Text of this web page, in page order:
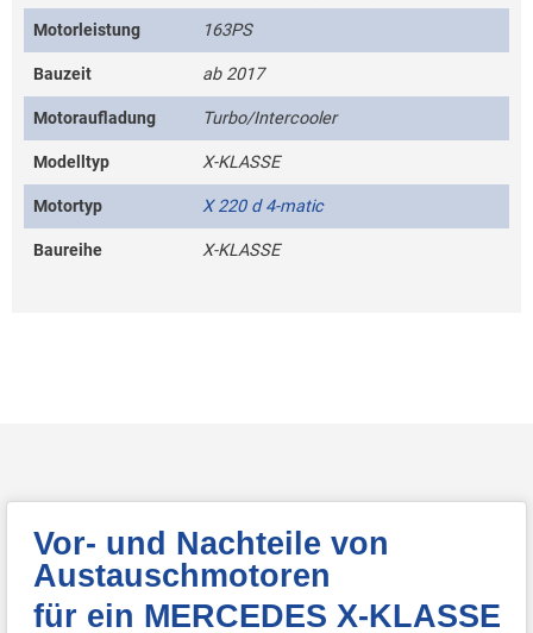
Motorleistung 163PS
Bauzeit ab 2017
Motoraufladung Turbo/Intercooler
Modelltyp X-KLASSE
Motortyp X 220 d 4-matic
Baureihe X-KLASSE
Vor- und Nachteile von
Austauschmotoren
für ein MERCEDES X-KLASSE